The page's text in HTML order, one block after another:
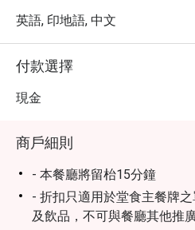
英語, 印地語, 中文
付款選擇
現金
商戶細則
- 本餐廳將留枱15分鐘
- 折扣只適用於堂食主餐牌
及飲品，不可與餐廳其他推